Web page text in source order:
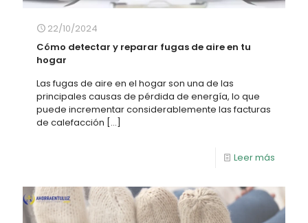
22/10/2024
Cómo detectar y reparar fugas de aire en tu
hogar
Las fugas de aire en el hogar son una de las
principales causas de pérdida de energía, lo que
puede incrementar considerablemente las facturas
de calefacción […]
Leer más